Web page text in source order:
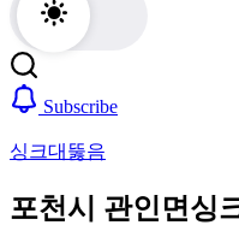
기
Subscribe
싱크대뚫음
포천시 관인면싱